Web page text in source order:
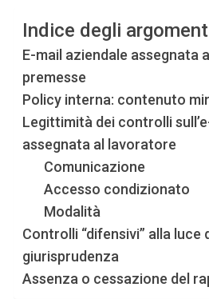
Indice degli
E-mail aziendale assegnata
premesse
Policy interna: contenuto
Legittimità dei controlli
assegnata al lavoratore
Comunicazione
Accesso condizionato
Modalità
Controlli “difensivi” alla luce
giurisprudenza
Assenza o cessazione del